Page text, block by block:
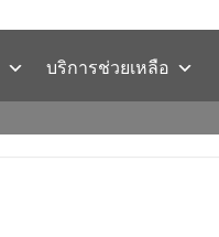
บริการช่วยเหลือ